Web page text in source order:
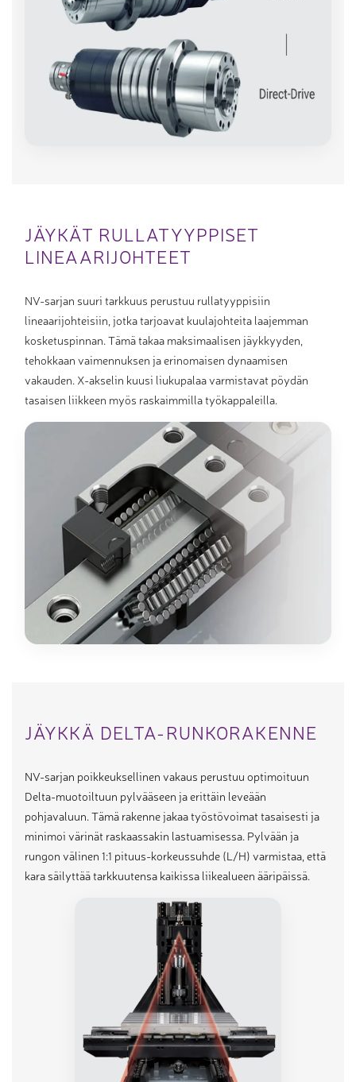
JÄYKÄT RULLATYYPPISET
LINEAARIJOHTEET
NV-sarjan suuri tarkkuus perustuu rullatyyppisiin
lineaarijohteisiin, jotka tarjoavat kuulajohteita laajemman
kosketuspinnan. Tämä takaa maksimaalisen jäykkyyden,
tehokkaan vaimennuksen ja erinomaisen dynaamisen
vakauden. X-akselin kuusi liukupalaa varmistavat pöydän
tasaisen liikkeen myös raskaimmilla työkappaleilla.
JÄYKKÄ DELTA-RUNKORAKENNE
NV-sarjan poikkeuksellinen vakaus perustuu optimoituun
Delta-muotoiltuun pylvääseen ja erittäin leveään
pohjavaluun. Tämä rakenne jakaa työstövoimat tasaisesti ja
minimoi värinät raskaassakin lastuamisessa. Pylvään ja
rungon välinen 1:1 pituus-korkeussuhde (L/H) varmistaa, että
kara säilyttää tarkkuutensa kaikissa liikealueen ääripäissä.